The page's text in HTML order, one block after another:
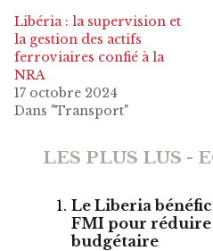
Libéria : la supervision et
la gestion des actifs
ferroviaires confié à la
NRA
17 octobre 2024
Dans "Transport"
LES PLUS LUS -
Le Liberia
FMI pour réduire
budgétaire